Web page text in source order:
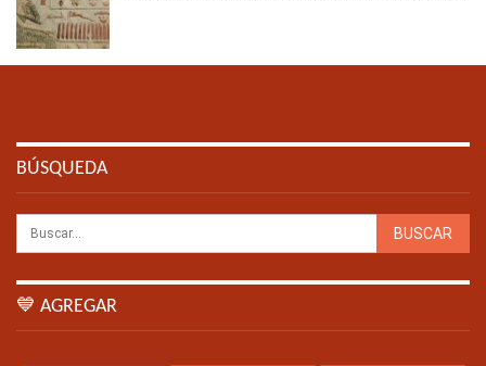
BÚSQUEDA
💙 AGREGAR